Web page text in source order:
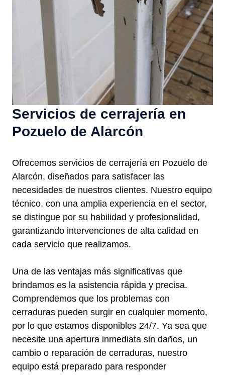
Servicios de cerrajería en
Pozuelo de Alarcón
Ofrecemos servicios de cerrajería en Pozuelo de
Alarcón, diseñados para satisfacer las
necesidades de nuestros clientes. Nuestro equipo
técnico, con una amplia experiencia en el sector,
se distingue por su habilidad y profesionalidad,
garantizando intervenciones de alta calidad en
cada servicio que realizamos.
Una de las ventajas más significativas que
brindamos es la asistencia rápida y precisa.
Comprendemos que los problemas con
cerraduras pueden surgir en cualquier momento,
por lo que estamos disponibles 24/7. Ya sea que
necesite una apertura inmediata sin daños, un
cambio o reparación de cerraduras, nuestro
equipo está preparado para responder